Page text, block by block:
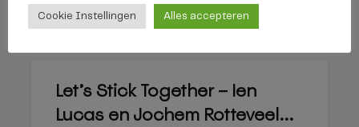
19 oktober 2019
Let’s Stick Together – Ien
Lucas en Jochem Rotteveel...
Cookie Instellingen Alles accepteren